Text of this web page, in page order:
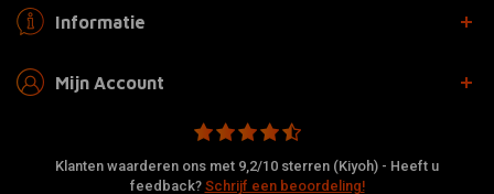
Informatie
Mijn Account
Klanten waarderen ons met 9,2/10 sterren (Kiyoh) - Heeft u
feedback? Schrijf een beoordeling!